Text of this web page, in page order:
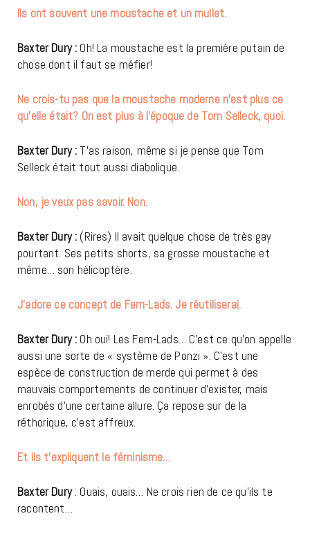
Ils ont souvent une moustache et un mullet.
Baxter Dury : Oh! La moustache est la première putain de
chose dont il faut se méfier!
Ne crois-tu pas que la moustache moderne n’est plus ce
qu’elle était? On est plus à l’époque de Tom Selleck, quoi.
Baxter Dury : T’as raison, même si je pense que Tom
Selleck était tout aussi diabolique.
Non, je veux pas savoir. Non.
Baxter Dury : (Rires) Il avait quelque chose de très gay
pourtant. Ses petits shorts, sa grosse moustache et
même… son hélicoptère.
J’adore ce concept de Fem-Lads. Je réutiliserai.
Baxter Dury : Oh oui! Les Fem-Lads… C’est ce qu’on appelle
aussi une sorte de « système de Ponzi ». C’est une
espèce de construction de merde qui permet à des
mauvais comportements de continuer d’exister, mais
enrobés d’une certaine allure. Ça repose sur de la
réthorique, c’est affreux.
Et ils t’expliquent le féminisme…
Baxter Dury: Ouais, ouais… Ne crois rien de ce qu’ils te
racontent…